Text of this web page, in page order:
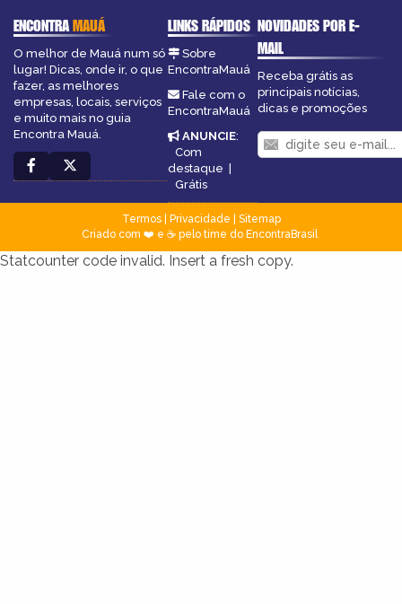
ENCONTRAMAUÁ
O melhor de Mauá num só
lugar! Dicas, onde ir, o que
fazer, as melhores
empresas, locais, serviços
e muito mais no guia
Encontra Mauá.
LINKS RÁPIDOS
Sobre
EncontraMauá
Fale com o
EncontraMauá
ANUNCIE:
Com
destaque |
Grátis
NOVIDADES POR E-
MAIL
Receba grátis as
principais notícias,
dicas e promoções
Termos| Privacidade
Sitemap
Criado com ❤️ e ☕ pelo time do EncontraBrasil
Statcounter code invalid. Insert a fresh copy.